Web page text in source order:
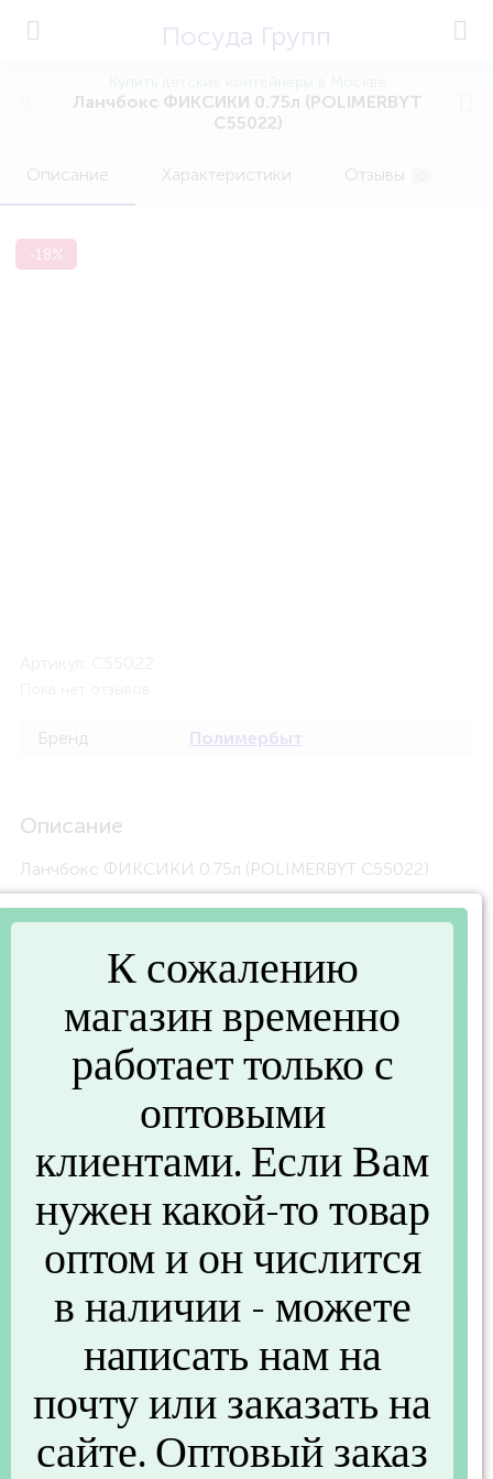
Посуда Групп
Ланчбокс ФИКСИКИ 0.75л (POLIMERBYT
C55022)
Описание Характеристики Отзывы
-18%
Бренд Полимербыт
Описание
Ланчбокс ФИКСИКИ 0.75л (POLIMERBYT C55022)
Характеристики
Основные
Артикул
C55022
Полимербыт
Размеры и вес
Вес (г) 89
Другие параметры
Материал
Пластик
Вес (кг)
0.089
Объем (м3)
0,01
Вес без упаковки (кг)
0,08
К сожалению
магазин временно
работает только с
оптовыми
клиентами. Если Вам
нужен какой-то товар
оптом и он числится
в наличии - можете
написать нам на
почту или заказать на
сайте. Оптовый заказ